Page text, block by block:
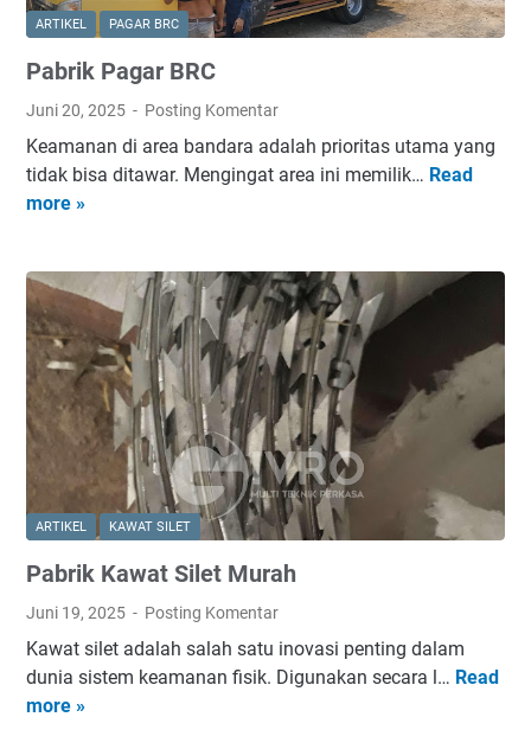
o
k
e
t
e
r
r
a
h
J
a
b
o
d
e
t
b
e
k
ARTIKEL PAGAR BRC
Pabrik Pagar BRC
Juni 20, 2025 Posting Komentar
Keamanan di area bandara adalah prioritas utama yang
tidak bisa ditawar. Mengingat area ini memilik… Read
more »
P
i
P
a
g
a
r
B
R
C
ARTIKEL KAWAT SILET
Pabrik Kawat Silet Murah
Juni 19, 2025 Posting Komentar
Kawat silet adalah salah satu inovasi penting dalam
dunia sistem keamanan fisik. Digunakan secara l… Read
more »
P